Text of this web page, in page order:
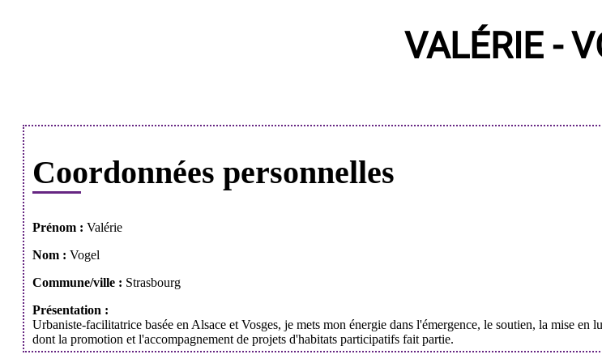
VALÉRIE -
Coordonnées personnelles
Prénom : Valérie
Nom : Vogel
Commune/ville : Strasbourg
Présentation :
Urbaniste-facilitatrice basée en Alsace et Vosges, je mets mon énergie dans l'émergence, le soutien, la mise
dont la promotion et l'accompagnement de projets d'habitats participatifs fait partie.